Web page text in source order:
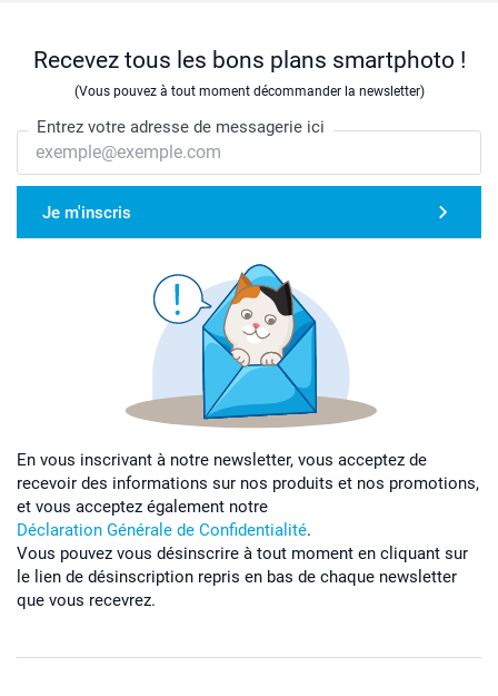
Recevez tous les bons plans smartphoto !
(Vous pouvez à tout moment décommander la newsletter)
Entrez votre adresse de messagerie ici
Je m'inscris
En vous inscrivant à notre newsletter, vous acceptez de
recevoir des informations sur nos produits et nos promotions,
et vous acceptez également notre
Déclaration Générale de Confidentialité.
Vous pouvez vous désinscrire à tout moment en cliquant sur
le lien de désinscription repris en bas de chaque newsletter
que vous recevrez.